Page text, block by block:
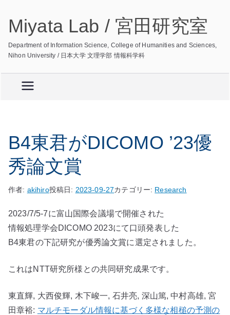
Miyata Lab / 宮田研究室
Department of Information Science, College of Humanities and Sciences,
Nihon University / 日本大学 文理学部 情報科学科
B4東君がDICOMO ’23優
秀論文賞
作者: akihiro投稿日: 2023-09-27カテゴリー: Research
2023/7/5-7に富山国際会議場で開催された
情報処理学会DICOMO 2023にて口頭発表した
B4東君の下記研究が優秀論文賞に選定されました。
これはNTT研究所様との共同研究成果です。
東直輝, 大西俊輝, 木下峻一, 石井亮, 深山篤, 中村高雄, 宮
田章裕: マルチモーダル情報に基づく多様な相槌の予測の